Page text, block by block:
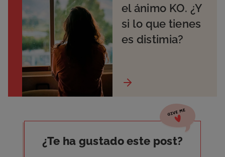
el ánimo KO. ¿Y
si lo que tienes
es distimia?
¿Te ha gustado este post?